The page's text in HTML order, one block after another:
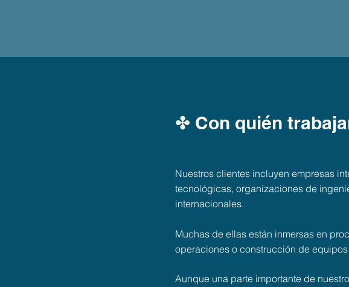
✤ Con quién
Nuestros clientes incluyen empresas
tecnológicas, organizaciones de
internacionales.
Muchas de ellas están inmersas en
operaciones o construcción de
Aunque una parte importante de